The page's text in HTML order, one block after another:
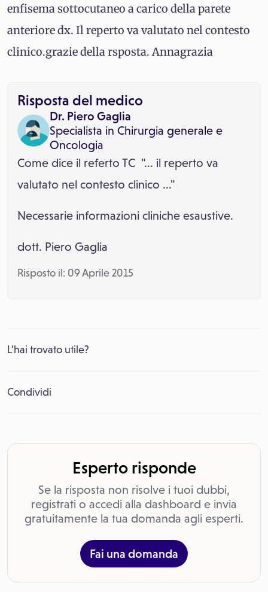
enfisema sottocutaneo a carico della parete
anteriore dx. Il reperto va valutato nel contesto
clinico.grazie della rsposta. Annagrazia
Risposta del medico
Dr. Piero Gaglia
Specialista in Chirurgia generale e
Oncologia
Come dice il referto TC "... il reperto va
valutato nel contesto clinico ..."
Necessarie informazioni cliniche esaustive.
dott. Piero Gaglia
Risposto il: 09 Aprile 2015
L’hai trovato utile?
Condividi
Esperto risponde
Se la risposta non risolve i tuoi dubbi,
registrati o accedi alla dashboard e invia
gratuitamente la tua domanda agli esperti.
Fai una domanda